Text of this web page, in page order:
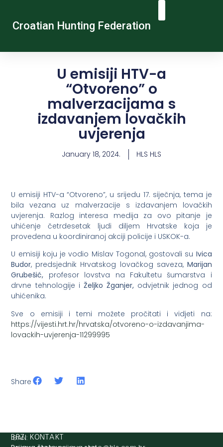
Croatian Hunting Federation
U emisiji HTV-a
“Otvoreno” o
malverzacijama s
izdavanjem lovačkih
uvjerenja
January 18, 2024. HLS HLS
U emisiji HTV-a “Otvoreno”, u srijedu 17. siječnja, tema je
bila vezana uz malverzacije s izdavanjem lovačkih
uvjerenja. Razlog interesa medija za ovo pitanje je
uhićenje četrdesetak ljudi diljem Hrvatske koja je
provedena u koordiniranoj akciji policije i USKOK-a.
U emisiji koju je vodio Mislav Togonal, gostovali su Ivica
Budor, predsjednik Hrvatskog lovačkog saveza, Marijan
Grubešić, profesor lovstva na Fakultetu šumarstva i
drvne tehnologije i Željko Žganjer, odvjetnik jednog od
uhićenika.
Sve o emisiji i temi možete pročitati i vidjeti na:
https://vijesti.hrt.hr/hrvatska/otvoreno-o-izdavanjima-
lovackih-uvjerenja-11299995
Share
IBAN:
BRZI KONTAKT